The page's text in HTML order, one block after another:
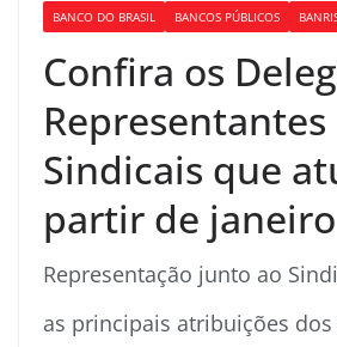
BANCO DO BRASIL BANCOS PÚBLICOS
Confira os
Representantes
Sindicais que
partir de
Representação junto ao
as principais atribuições